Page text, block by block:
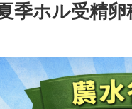
季ホル受精